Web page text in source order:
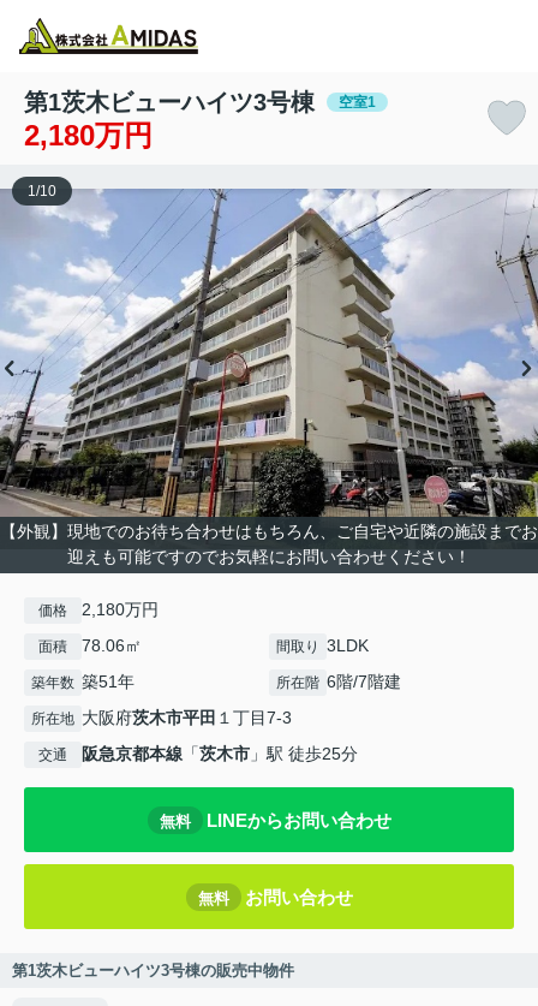
第1茨木ビューハイツ3号棟 空室1
2,180万円
【外観】現地でのお待ち合わせはもちろん、ご自宅や近隣の施設までお
迎えも可能ですのでお気軽にお問い合わせください！
1 /10
価格 2,180万円
面積 78.06㎡ 間取り 3LDK
築年数 築51年 所在階 6階/7階建
所在地 大阪府茨木市平田 １丁目7-3
交通 阪急京都本線 「茨木市 」駅 徒歩25分
無料 LINEからお問い合わせ
無料 お問い合わせ
第1茨木ビューハイツ3号棟の販売中物件